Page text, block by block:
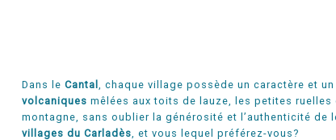
Dans le Cantal , chaque village possède un caractère et
volcaniques mêlées aux toits de lauze, les petites
montagne, sans oublier la générosité et l’authenticité de
villages du Carladès, et vous lequel préférez-vous?